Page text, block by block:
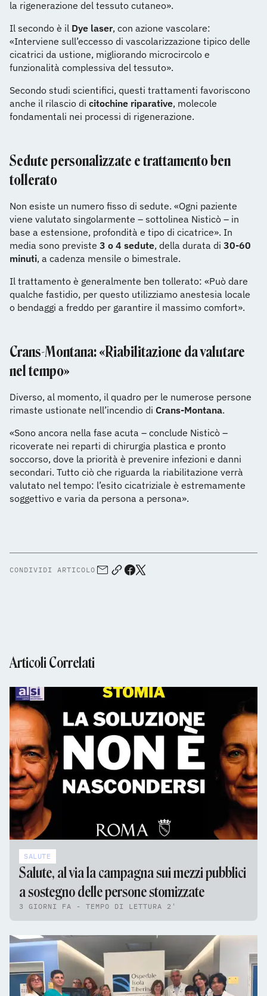
la rigenerazione del tessuto cutaneo».
Il secondo è il Dye laser, con azione vascolare:
«Interviene sull’eccesso di vascolarizzazione tipico delle
cicatrici da ustione, migliorando microcircolo e
funzionalità complessiva del tessuto».
Secondo studi scientifici, questi trattamenti favoriscono
anche il rilascio di citochine riparative, molecole
fondamentali nei processi di rigenerazione.
Sedute personalizzate e trattamento ben
tollerato
Non esiste un numero fisso di sedute. «Ogni paziente
viene valutato singolarmente – sottolinea Nisticò – in
base a estensione, profondità e tipo di cicatrice». In
media sono previste 3 o 4 sedute, della durata di 30-60
minuti, a cadenza mensile o bimestrale.
Il trattamento è generalmente ben tollerato: «Può dare
qualche fastidio, per questo utilizziamo anestesia locale
o bendaggi a freddo per garantire il massimo comfort».
Crans-Montana: «Riabilitazione da valutare
nel tempo»
Diverso, al momento, il quadro per le numerose persone
rimaste ustionate nell’incendio di Crans-Montana.
«Sono ancora nella fase acuta – conclude Nisticò –
ricoverate nei reparti di chirurgia plastica e pronto
soccorso, dove la priorità è prevenire infezioni e danni
secondari. Tutto ciò che riguarda la riabilitazione verrà
valutato nel tempo: l’esito cicatriziale è estremamente
soggettivo e varia da persona a persona».
CONDIVIDI ARTICOLO
Articoli Correlati
SALUTE
Salute, al via la campagna sui mezzi pubblici
a sostegno delle persone stomizzate
3 GIORNI FA - TEMPO DI LETTURA 2'